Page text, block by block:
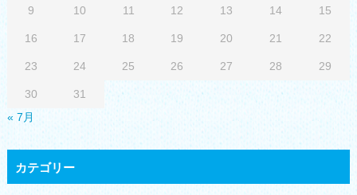
« 7月
9 10 11 12 13 14 15
16 17 18 19 20 21 22
23 24 25 26 27 28 29
30 31
カテゴリー